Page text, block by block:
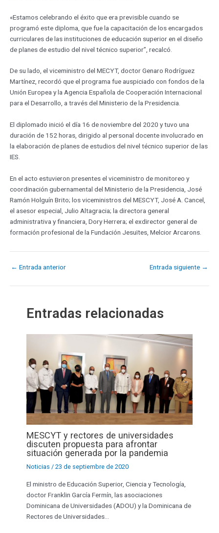
«Estamos celebrando el éxito que era previsible cuando se
programó este diploma, que fue la capacitación de los encargados
curriculares de las instituciones de educación superior en el diseño
de planes de estudio del nivel técnico superior”, recalcó.
De su lado, el viceministro del MECYT, doctor Genaro Rodríguez
Martínez, recordó que el programa fue auspiciado con fondos de la
Unión Europea y la Agencia Española de Cooperación Internacional
para el Desarrollo, a través del Ministerio de la Presidencia.
El diplomado inició el día 16 de noviembre del 2020 y tuvo una
duración de 152 horas, dirigido al personal docente involucrado en
la elaboración de planes de estudios del nivel técnico superior de las
IES.
En el acto estuvieron presentes el viceministro de monitoreo y
coordinación gubernamental del Ministerio de la Presidencia, José
Ramón Holguín Brito; los viceministros del MESCYT, José A. Cancel,
el asesor especial, Julio Altagracia; la directora general
administrativa y financiera, Dory Herrera; el exdirector general de
formación profesional de la Fundación Jesuïtes, Melcior Arcarons.
← Entrada anterior Entrada siguiente →
Entradas relacionadas
MESCYT y rectores de universidades
discuten propuesta para afrontar
situación generada por la pandemia
Noticias /23 de septiembre de 2020
El ministro de Educación Superior, Ciencia y Tecnología,
doctor Franklin García Fermín, las asociaciones
Dominicana de Universidades (ADOU) y la Dominicana de
Rectores de Universidades…